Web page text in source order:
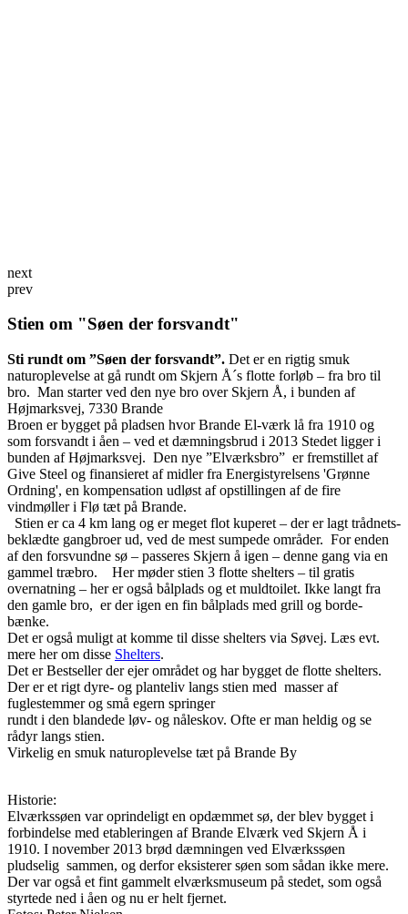
next
prev
Stien om "Søen der forsvandt"
Sti rundt om ”Søen der forsvandt”. Det er en rigtig smuk
naturoplevelse at gå rundt om Skjern Å´s flotte forløb – fra bro til
bro. Man starter ved den nye bro over Skjern Å, i bunden af
Højmarksvej, 7330 Brande
Broen er bygget på pladsen hvor Brande El-værk lå fra 1910 og
som forsvandt i åen – ved et dæmningsbrud i 2013 Stedet ligger i
bunden af Højmarksvej. Den nye ”Elværksbro” er fremstillet af
Give Steel og finansieret af midler fra Energistyrelsens 'Grønne
Ordning', en kompensation udløst af opstillingen af de fire
vindmøller i Flø tæt på Brande.
Stien er ca 4 km lang og er meget flot kuperet – der er lagt trådnets-
beklædte gangbroer ud, ved de mest sumpede områder. For enden
af den forsvundne sø – passeres Skjern å igen – denne gang via en
gammel træbro. Her møder stien 3 flotte shelters – til gratis
overnatning – her er også bålplads og et muldtoilet. Ikke langt fra
den gamle bro, er der igen en fin bålplads med grill og borde-
bænke.
Det er også muligt at komme til disse shelters via Søvej. Læs evt.
mere her om disse Shelters.
Det er Bestseller der ejer området og har bygget de flotte shelters.
Der er et rigt dyre- og planteliv langs stien med masser af
fuglestemmer og små egern springer
rundt i den blandede løv- og nåleskov. Ofte er man heldig og se
rådyr langs stien.
Virkelig en smuk naturoplevelse tæt på Brande By
Historie:
Elværkssøen var oprindeligt en opdæmmet sø, der blev bygget i
forbindelse med etableringen af Brande Elværk ved Skjern Å i
1910. I november 2013 brød dæmningen ved Elværkssøen
pludselig sammen, og derfor eksisterer søen som sådan ikke mere.
Der var også et fint gammelt elværksmuseum på stedet, som også
styrtede ned i åen og nu er helt fjernet.